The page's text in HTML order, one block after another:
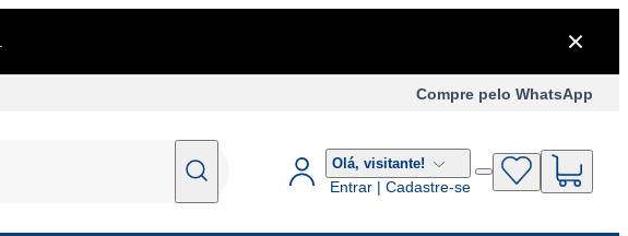
Compre pelo WhatsApp
Olá, visitante!
Entrar | Cadastre-se